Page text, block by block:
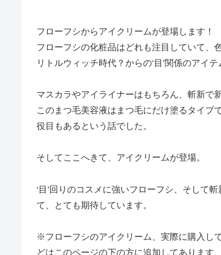
フローフシからアイクリームが登場します！
フローフシの化粧品はどれも注目していて、
リトルウィッチ時代？からの‘目’関係のアイテ
マスカラやアイライナーはもちろん、斬新で
このまつ毛美容液はまつ毛にだけ塗るタイプ
役目もあるという話でした。
そしてここへきて、アイクリームが登場。
‘目’回りのコスメに強いフローフシ、そして
て、とても期待しています。
※フローフシのアイクリーム、実際に購入し
どはこのページの下の方に追加してあります